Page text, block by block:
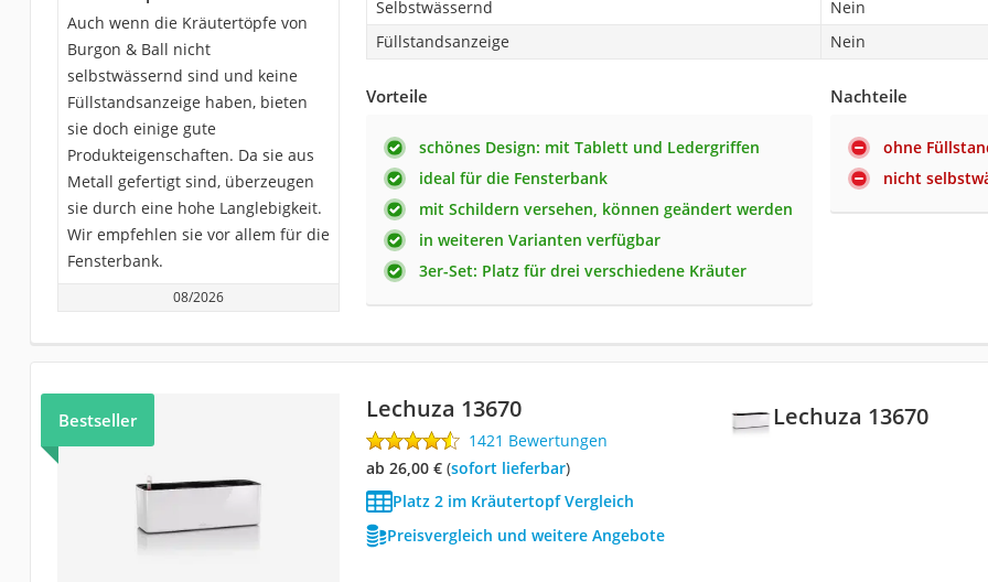
Auch wenn die Kräutertöpfe von
Burgon & Ball nicht
selbstwässernd sind und keine
Füllstandsanzeige haben, bieten
sie doch einige gute
Produkteigenschaften. Da sie aus
Metall gefertigt sind, überzeugen
sie durch eine hohe Langlebigkeit.
Wir empfehlen sie vor allem für die
Fensterbank.
08/2026
Selbstwässernd
Nein
Füllstandsanzeige
Nein
Vorteile
schönes Design: mit Tablett und Ledergriffen
ideal für die Fensterbank
mit Schildern versehen, können geändert werden
in weiteren Varianten verfügbar
3er-Set: Platz für drei verschiedene Kräuter
Nachteile
ohne
nicht
Lechuza 13670
Bestseller Lechuza 13670
1421 Bewertungen
ab 26,00 €( Sofort lieferbar)
Platz 2 im Kräutertopf Vergleich
Preisvergleich und weitere Angebote